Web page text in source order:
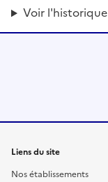
Voir l'historique
Liens du site
Nos établissements